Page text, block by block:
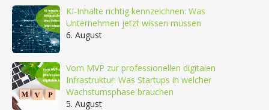
KI-Inhalte richtig kennzeichnen: Was
Unternehmen jetzt wissen müssen
6. August
Vom MVP zur professionellen digitalen
Infrastruktur: Was Startups in welcher
Wachstumsphase brauchen
5. August